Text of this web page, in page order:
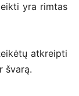
yra rimtas
atkreipti
švarą.